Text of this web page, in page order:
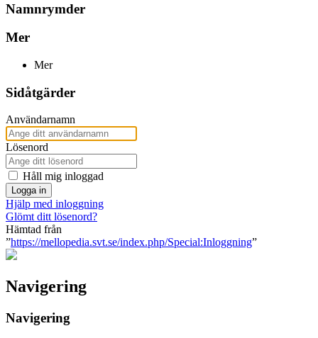
Namnrymder
Mer
Mer
Sidåtgärder
Användarnamn
Lösenord
Håll mig inloggad
Logga in
Hjälp med inloggning
Glömt ditt lösenord?
Hämtad från
”https://mellopedia.svt.se/index.php/Special:Inloggning”
Navigering
Navigering